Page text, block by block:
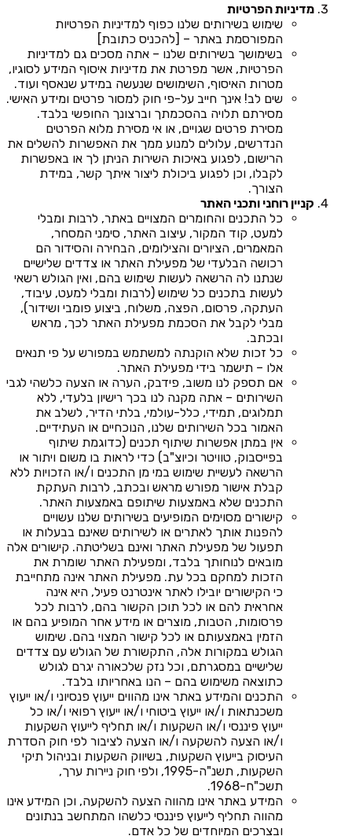
מדיניות הפרטיות
שימוש בשירותים שלנו כפוף למדיניות הפרטיות
המפורסמת באתר – [להכניס כתובת]
בשימושך בשירותים שלנו – אתה מסכים גם למדיניות
הפרטיות, אשר מפרטת את מדיניות איסוף המידע לסוגיו,
מטרות האיסוף, השימושים שנעשה במידע שנאסף ועוד.
שים לב! אינך חייב על-פי חוק למסור פרטים ומידע האישי.
מסירתם תלויה בהסכמתך וברצונך החופשי בלבד.
מסירת פרטים שגויים, או אי מסירת מלוא הפרטים
הנדרשים, עלולים למנוע ממך את האפשרות להשלים את
הרישום, לפגוע באיכות השירות הניתן לך או באפשרות
לקבלו, וכן לפגוע ביכולת ליצור איתך קשר, במידת
הצורך.
קניין רוחני ותכני האתר
כל התכנים והחומרים המצויים באתר, לרבות ומבלי
למעט, קוד המקור, עיצוב האתר, סימני המסחר,
המאמרים, הציורים והצילומים, הבחירה והסידור הם
רכושה הבלעדי של מפעילת האתר או צדדים שלישיים
שנתנו לה הרשאה לעשות שימוש בהם, ואין הגולש רשאי
לעשות בתכנים כל שימוש (לרבות ומבלי למעט, עיבוד,
העתקה, פרסום, הפצה, משלוח, ביצוע פומבי ושידור),
מבלי לקבל את הסכמת מפעילת האתר לכך, מראש
ובכתב.
כל זכות שלא הוקנתה למשתמש במפורש על פי תנאים
אלו – תישמר בידי מפעילת האתר.
אם תספק לנו משוב, פידבק, הערה או הצעה כלשהי לגבי
השירותים – אתה מקנה לנו בכך רישיון בלעדי, ללא
תמלוגים, תמידי, כלל-עולמי, בלתי הדיר, לשלב את
האמור בכל השירותים שלנו, הנוכחיים או העתידיים.
אין במתן אפשרות שיתוף תכנים (כדוגמת שיתוף
בפייסבוק, טוויטר וכיוצ"ב) כדי לראות בו משום ויתור או
הרשאה לעשיית שימוש במי מן התכנים ו/או הזכויות ללא
קבלת אישור מפורש מראש ובכתב, לרבות העתקת
התכנים שלא באמצעות שיתופם באמצעות האתר.
קישורים מסוימים המופיעים בשירותים שלנו עשויים
להפנות אותך לאתרים או לשירותים שאינם בבעלות או
תפעול של מפעילת האתר ואינם בשליטתה. קישורים אלה
מובאים לנוחותך בלבד, ומפעילת האתר שומרת את
הזכות למחקם בכל עת. מפעילת האתר אינה מתחייבת
כי הקישורים יובילו לאתר אינטרנט פעיל, היא אינה
אחראית להם או לכל תוכן הקשור בהם, לרבות לכל
פרסומות, הטבות, מוצרים או מידע אחר המופיע בהם או
הזמין באמצעותם או לכל קישור המצוי בהם. שימוש
הגולש במקורות אלה, התקשורת של הגולש עם צדדים
שלישיים במסגרתם, וכל נזק שלכאורה יגרם לגולש
כתוצאה משימוש בהם – הנו באחריותו בלבד.
התכנים והמידע באתר אינו מהווים ייעוץ פנסיוני ו/או ייעוץ
משכנתאות ו/או ייעוץ ביטוחי ו/או ייעוץ רפואי ו/או כל
ייעוץ פיננסי ו/או השקעות ו/או תחליף לייעוץ השקעות
ו/או הצעה להשקעה ו/או הצעה לציבור לפי חוק הסדרת
העיסוק בייעוץ השקעות, בשיווק השקעות ובניהול תיקי
השקעות, תשנ"ה-1995, ולפי חוק ניירות ערך,
תשכ"ח-1968.
המידע באתר אינו מהווה הצעה להשקעה, וכן המידע אינו
מהווה תחליף לייעוץ פיננסי כלשהו המתחשב בנתונים
ובצרכים המיוחדים של כל אדם.